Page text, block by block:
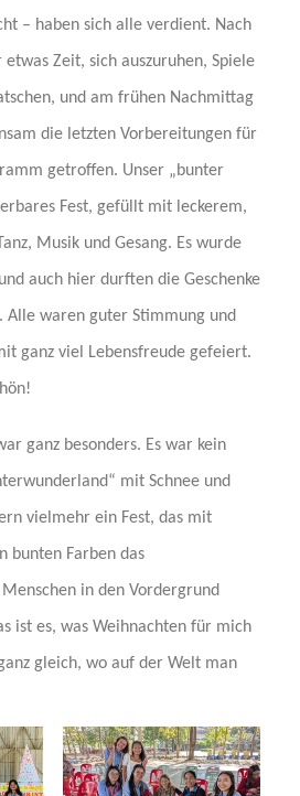
– haben sich alle verdient. Nach
Zeit, sich auszuruhen, Spiele
und am frühen Nachmittag
die letzten Vorbereitungen für
getroffen. Unser „bunter
Fest, gefüllt mit leckerem,
Musik und Gesang. Es wurde
auch hier durften die Geschenke
waren guter Stimmung und
ganz viel Lebensfreude gefeiert.
ganz besonders. Es war kein
mit Schnee und
vielmehr ein Fest, das mit
bunten Farben das
in den Vordergrund
ist es, was Weihnachten für mich
gleich, wo auf der Welt man